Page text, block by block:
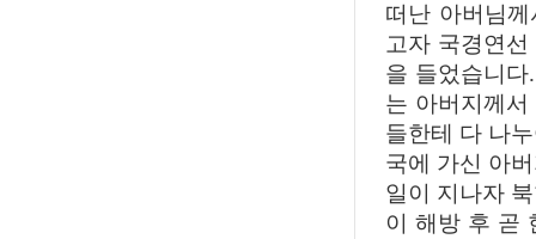
떠난 아버님
고자 국경연
을 들었습니
는 아버지께
들한테 다 나
국에 가신 아
일이 지나자
이 해방 후 곧